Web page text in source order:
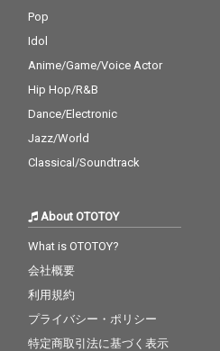
Pop
Idol
Anime/Game/Voice Actor
Hip Hop/R&B
Dance/Electronic
Jazz/World
Classical/Soundtrack
About OTOTOY
What is OTOTOY?
会社概要
利用規約
プライバシー・ポリシー
特定商取引法に基づく表示